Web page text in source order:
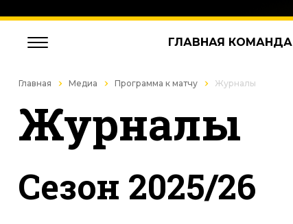
ГЛАВНАЯ КОМАНДА
Главная Медиа Программа к матчу Журналы
Журналы
Cезон 2025/26